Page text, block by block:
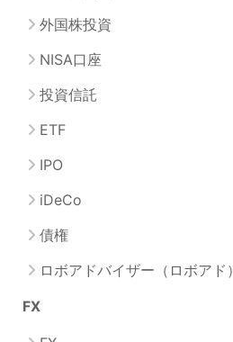
外国株投資
NISA口座
投資信託
ETF
IPO
iDeCo
債権
ロボアドバイザー（ロボアド）
FX